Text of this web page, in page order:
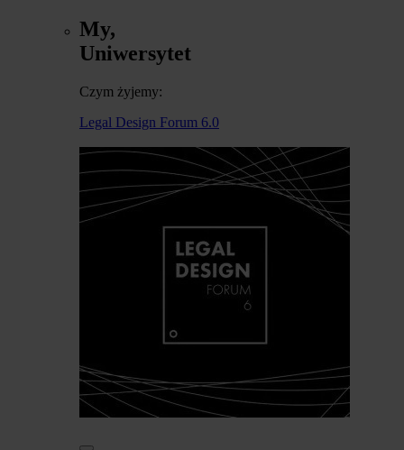
My,
Uniwersytet
Czym żyjemy:
Legal Design Forum 6.0